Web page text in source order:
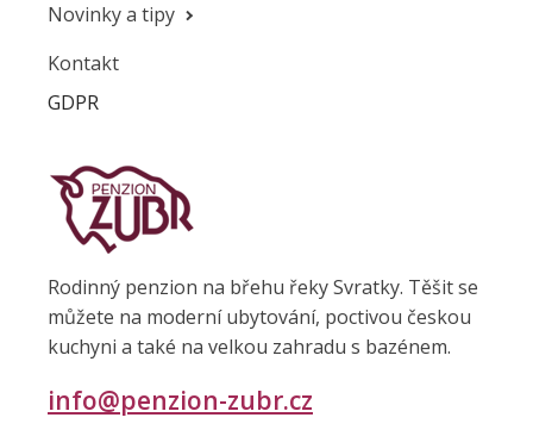
Rodinný penzion na břehu řeky Svratky. Těšit se
můžete na moderní ubytování, poctivou českou
kuchyni a také na velkou zahradu s bazénem.
info@penzion-zubr.cz
Novinky a tipy
Kontakt
GDPR